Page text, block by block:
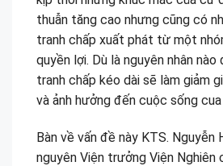
thuẫn tăng cao nhưng cũng có
tranh chấp xuất phát từ một
quyền lợi. Dù là nguyên nhân
tranh chấp kéo dài sẽ làm giảm
và ảnh hưởng đến cuộc sống
Bàn về vấn đề này KTS. Nguyễn
nguyên Viện trưởng Viện Nghiên